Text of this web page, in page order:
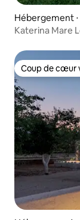
Hébergement
Coup de cœur
Coup de cœur